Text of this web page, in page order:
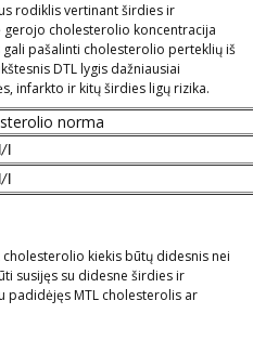
rodiklis vertinant širdies ir
gerojo cholesterolio koncentracija
pašalinti cholesterolio perteklių iš
DTL lygis dažniausiai
infarkto ir kitų širdies ligų rizika.
norma
l
l
kiekis būtų didesnis nei
susijęs su didesne širdies ir
padidėjęs MTL cholesterolis ar